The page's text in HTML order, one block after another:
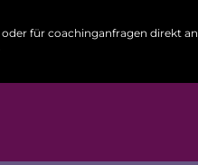
für coachinganfragen direkt an